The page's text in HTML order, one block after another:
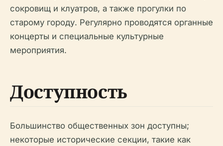
сокровищ и клуатров, а также прогулки по
старому городу. Регулярно проводятся органные
концерты и специальные культурные
мероприятия.
Доступность
Большинство общественных зон доступны;
некоторые исторические секции, такие как